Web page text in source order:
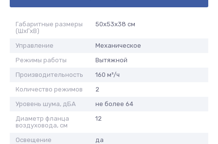
Габаритные размеры
(ШхГхВ)
50х53х38 см
Управление
Механическое
Режимы работы
Вытяжной
Производительность
160 м³/ч
Количество режимов
2
Уровень шума, дБА
не более 64
Диаметр фланца
воздуховода, см
12
Освещение
да